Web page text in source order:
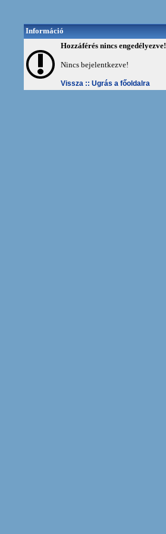
Információ
Hozzáférés nincs engedélyezve!
Nincs bejelentkezve!
Vissza :: Ugrás a főoldalra